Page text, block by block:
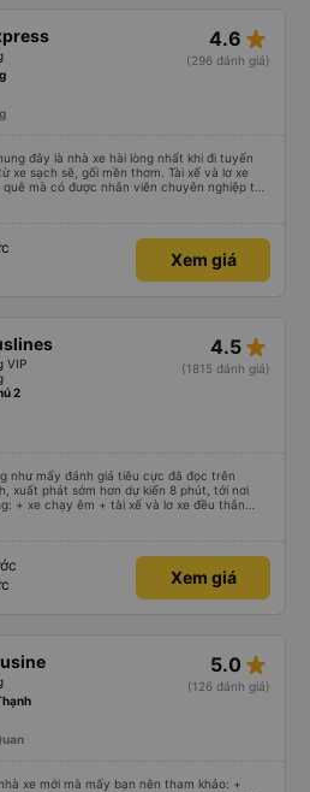
4.6 star_rate
(296 đánh giá)
đây là nhà xe hài lòng nhất khi đi tuyến
xe sạch sẽ, gối mền thơm. Tài xế và lơ xe
mà có được nhân viên chuyên nghiệp thế
đi mấy tuyến du lịch mới có. Về xe thì có
chủ xe làm ăn phát đạt mua thêm nhiều
và nâng cao tiêu chuẩn tuyến. Nếu xét
team VXR set lệch với thực tế
Xem giá
VIP
4.5 star_rate
(1815 đánh giá)
2
như mấy đánh giá tiêu cực đã đọc trên
xuất phát sớm hơn dự kiến 8 phút, tới nơi
tiếp xúc nhiều+ lắm nhưng cá nhân mình
đi vệ sinh. cái hay ở đây
thông báo, loa báo là dừng 30p nhưng thực
khách đã lên đông đủ. tóm lại thì lần đầu đi
Xem giá
5.0 star_rate
(126 đánh giá)
xe mới mà mấy bạn nên tham khảo: +